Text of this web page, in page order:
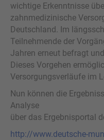
wichtige Erkenntnisse
zahnmedizinische
Deutschland. Im
Teilnehmende der
Jahren erneut befragt
Dieses Vorgehen
Versorgungsverläufe im
Nun können die
Analyse
über das Ergebnisportal
http://www.deutsche-